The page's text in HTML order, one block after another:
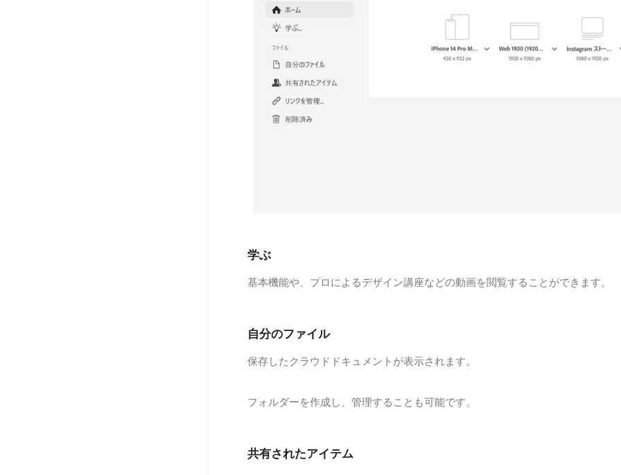
学ぶ
基本機能や、プロによるデザイン講座などの動画を閲覧することができます。
自分のファイル
保存したクラウドドキュメントが表示されます。
フォルダーを作成し、管理することも可能です。
共有されたアイテム